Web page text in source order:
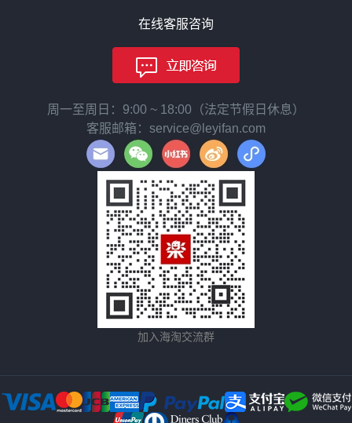
在线客服咨询
周一至周日：9:00 ~ 18:00（法定节假日休息）
客服邮箱：service@leyifan.com
加入海淘交流群